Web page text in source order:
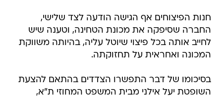
חנות הפיצוחים אף הגישה הודעה לצד שלישי,
החברה שסיפקה את מכונת הטחינה, וטענה שיש
לחייב אותה בכל פיצוי שיוטל עליה, בהיותה משווקת
המכונה ואחראית על תחזוקתה.
בסיכומו של דבר התפשרו הצדדים בהתאם להצעת
השופטת יעל אילני מבית המשפט המחוזי ת"א,